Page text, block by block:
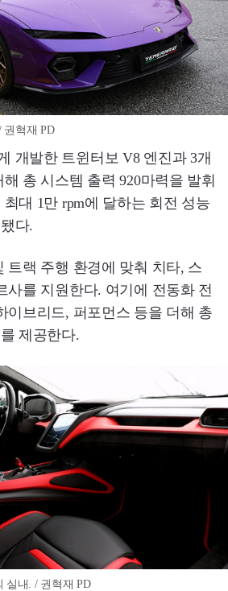
권혁재 PD
개발한 트윈터보 V8 엔진과 3개
총 시스템 출력 920마력을 발휘
대 1만 rpm에 달하는 회전 성능
다.
트랙 주행 환경에 맞춰 치타, 스
사를 지원한다. 여기에 전동화 전
이브리드, 퍼포먼스 등을 더해 총
제공한다.
실내. / 권혁재 PD